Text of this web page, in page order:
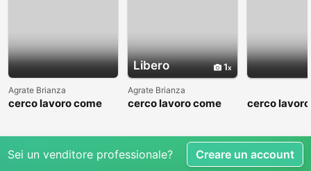
Agrate Brianza
cerco lavoro come
Libero 1
Agrate Brianza
cerco lavoro come
cerco
Sei un venditore professionale? Creare un account